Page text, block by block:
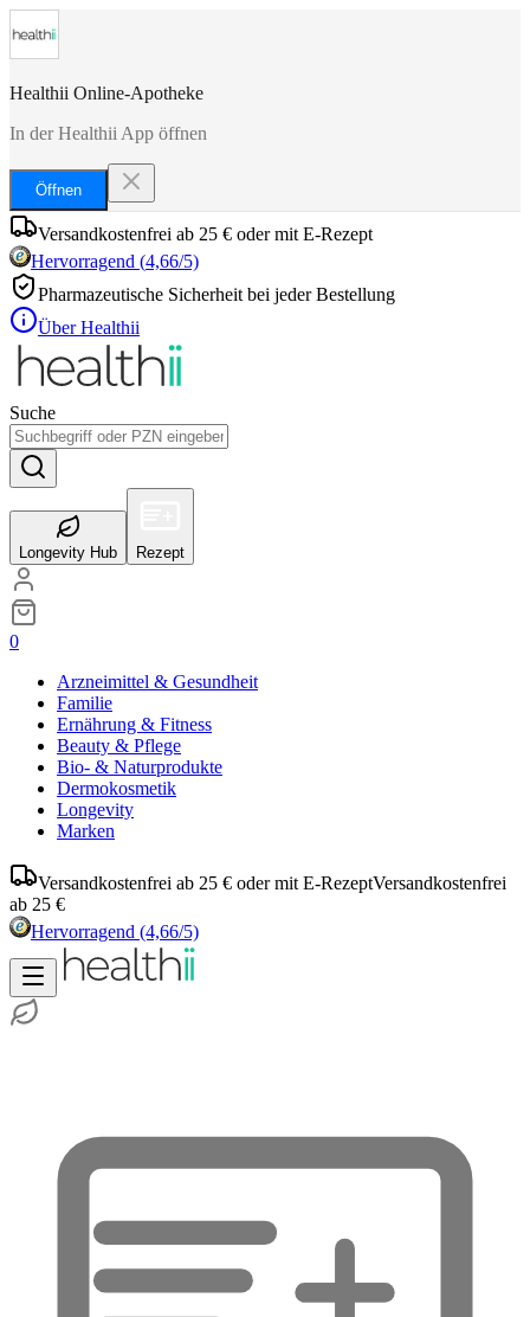
Healthii Online-Apotheke
In der Healthii App öffnen
Öffnen
Versandkostenfrei ab 25 € oder mit E-Rezept
Hervorragend (4,66/5)
Pharmazeutische Sicherheit bei jeder Bestellung
Über Healthii
Suche
Longevity Hub Rezept
0
Arzneimittel & Gesundheit
Familie
Ernährung & Fitness
Beauty & Pflege
Bio- & Naturprodukte
Dermokosmetik
Longevity
Marken
Versandkostenfrei ab 25 € oder mit E-RezeptVersandkostenfrei
ab 25 €
Hervorragend (4,66/5)